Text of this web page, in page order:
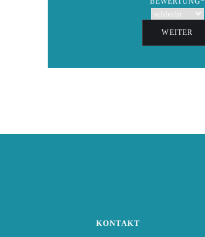
KONTAKT